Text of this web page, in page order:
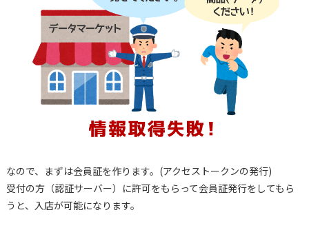
なので、まずは会員証を作ります。(アクセストークンの発行)
受付の方（認証サーバー）に許可をもらって会員証発行をしてもら
うと、入店が可能になります。